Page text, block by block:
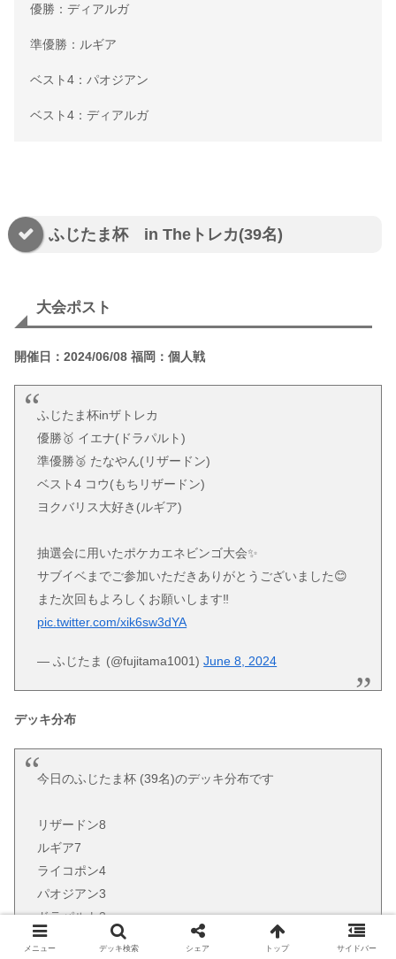
優勝：ディアルガ
準優勝：ルギア
ベスト4：パオジアン
ベスト4：ディアルガ
ふじたま杯 in Theトレカ(39名)
大会ポスト
開催日：2024/06/08 福岡：個人戦
ふじたま杯inザトレカ
優勝🥇 イエナ(ドラパルト)
準優勝🥈 たなやん(リザードン)
ベスト4 コウ(もちリザードン)
ヨクバリス大好き(ルギア)
抽選会に用いたポケカエネビンゴ大会✨
サブイベまでご参加いただきありがとうございました😊
また次回もよろしくお願いします‼️
pic.twitter.com/xik6sw3dYA
— ふじたま (@fujitama1001)June 8, 2024
デッキ分布
今日のふじたま杯 (39名)のデッキ分布です
リザードン8
ルギア7
ライコポン4
パオジアン3
ドラパルト3
ロスバレ3
メニュー デッキ検索 シェア トップ サイドバー